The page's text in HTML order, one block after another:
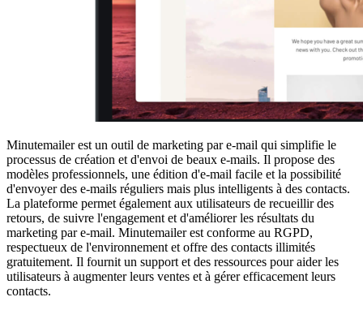
Minutemailer est un outil de marketing par e-mail qui simplifie le
processus de création et d'envoi de beaux e-mails. Il propose des
modèles professionnels, une édition d'e-mail facile et la possibilité
d'envoyer des e-mails réguliers mais plus intelligents à des contacts.
La plateforme permet également aux utilisateurs de recueillir des
retours, de suivre l'engagement et d'améliorer les résultats du
marketing par e-mail. Minutemailer est conforme au RGPD,
respectueux de l'environnement et offre des contacts illimités
gratuitement. Il fournit un support et des ressources pour aider les
utilisateurs à augmenter leurs ventes et à gérer efficacement leurs
contacts.